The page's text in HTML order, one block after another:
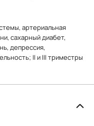
артериальная
сахарный диабет,
депрессия,
II и III триместры